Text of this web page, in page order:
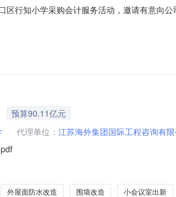
行知小学采购会计服务活动，邀请有意向
数一人；身体健康,本科及以上学历,年龄在
预算90.11亿元
代理单位： 江苏海外集团国际工程咨询有限
外屋面防水改造 围墙改造 小会议室出新